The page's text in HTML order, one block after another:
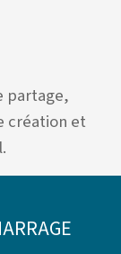
partage,
création et